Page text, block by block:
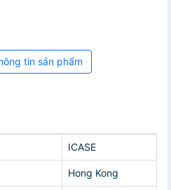
tin sản phẩm
ICASE
Hong Kong